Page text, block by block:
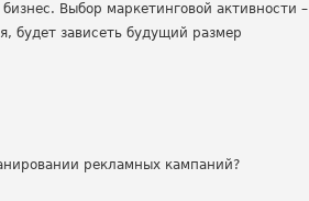
Выбор маркетинговой активности –
будет зависеть будущий размер
рекламных кампаний?